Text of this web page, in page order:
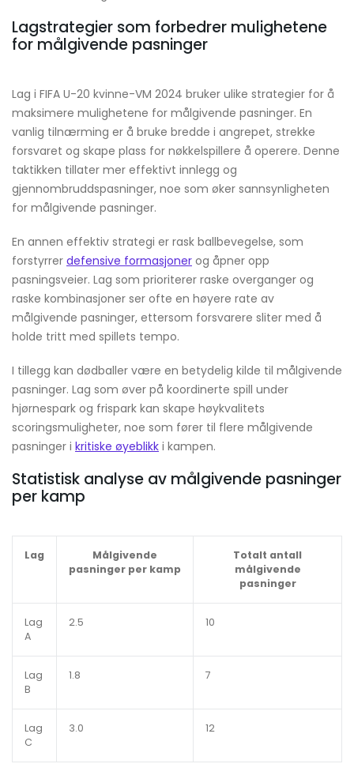
Lagstrategier som forbedrer mulighetene
for målgivende pasninger
Lag i FIFA U-20 kvinne-VM 2024 bruker ulike strategier for å
maksimere mulighetene for målgivende pasninger. En
vanlig tilnærming er å bruke bredde i angrepet, strekke
forsvaret og skape plass for nøkkelspillere å operere. Denne
taktikken tillater mer effektivt innlegg og
gjennombruddspasninger, noe som øker sannsynligheten
for målgivende pasninger.
En annen effektiv strategi er rask ballbevegelse, som
forstyrrer defensive formasjoner og åpner opp
pasningsveier. Lag som prioriterer raske overganger og
raske kombinasjoner ser ofte en høyere rate av
målgivende pasninger, ettersom forsvarere sliter med å
holde tritt med spillets tempo.
I tillegg kan dødballer være en betydelig kilde til målgivende
pasninger. Lag som øver på koordinerte spill under
hjørnespark og frispark kan skape høykvalitets
scoringsmuligheter, noe som fører til flere målgivende
pasninger i kritiske øyeblikk i kampen.
Statistisk analyse av målgivende pasninger
per kamp
Lag
Målgivende
pasninger per kamp
Totalt antall
målgivende
pasninger
Lag
A
2.5 10
Lag
B
1.8 7
Lag
C
3.0 12